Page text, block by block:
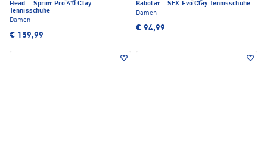
Head · Sprint Pro 4.0 Clay
Tennisschuhe
Damen
€ 159,99
Babolat · SFX Evo Clay Tennisschuhe
Damen
€ 94,99